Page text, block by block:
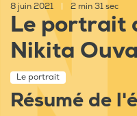
8 juin 2021 | 2 min 31 sec
Le portrait
Nikita
Le portrait
Résumé de